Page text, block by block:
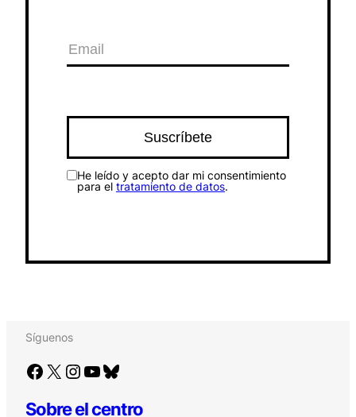
He leído y acepto dar mi consentimiento
para el tratamiento de datos.
Síguenos
Facebook X Instagram YouTube Bluesky
Sobre el centro